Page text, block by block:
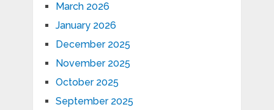
March 2026
January 2026
December 2025
November 2025
October 2025
September 2025